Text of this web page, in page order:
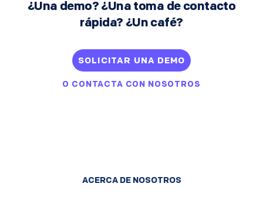
¿Una demo? ¿Una toma de contacto
rápida? ¿Un café?
SOLICITAR UNA DEMO
O CONTACTA CON NOSOTROS
ACERCA DE NOSOTROS